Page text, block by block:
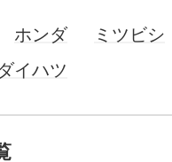
ホンダ
ミツビシ
イハツ